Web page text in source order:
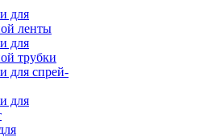
для
ленты
для
трубки
для спрей-
для